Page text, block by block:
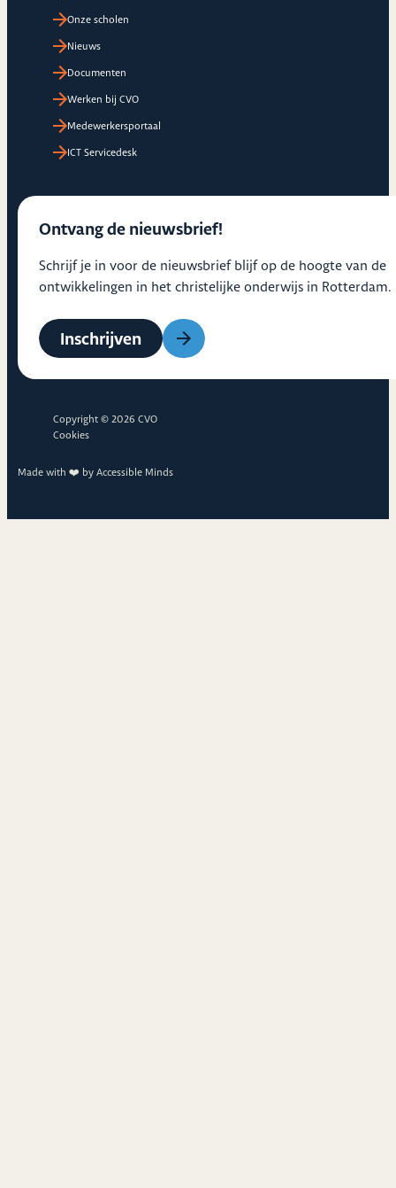
Onze scholen
Nieuws
Documenten
Werken bij CVO
Medewerkersportaal
ICT Servicedesk
Ontvang de nieuwsbrief!
Schrijf je in voor de nieuwsbrief blijf op de hoogte van de
ontwikkelingen in het christelijke onderwijs in Rotterdam.
Inschrijven
Copyright © 2026 CVO
Cookies
Made with ❤️ by Accessible Minds